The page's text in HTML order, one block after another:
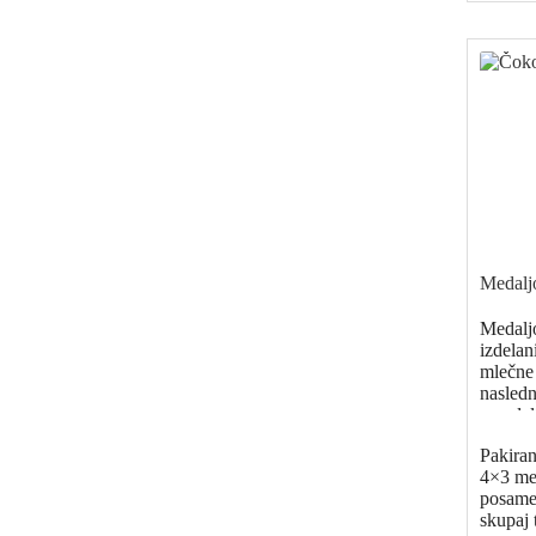
in
4×3
skupaj